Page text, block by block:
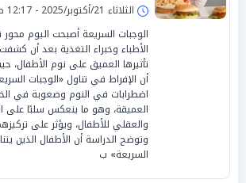
الثلاثاء 21/أكتوبر/2025 - 12:17 ص
الوجبات السريعة أصبحت اليوم
الأطباء وخبراء التغذية بعد أن
تأثيرها العميق على نوم الأطفال،
أن الإفراط في تناول «الوجبات
اضطرابات في النوم وصعوبة في
العميقة، وهو ما ينعكس سلبًا على
والعقلي للأطفال، ويؤثر على
وتوضح الدراسة أن الأطفال الذين
السريعة» ب